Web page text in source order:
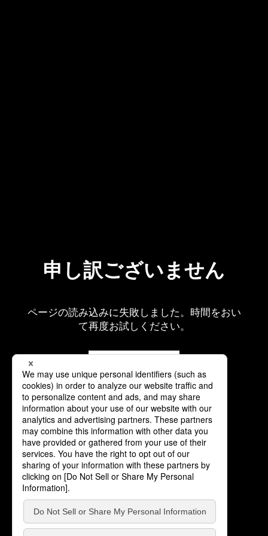
申し訳ございません
ページの読み込みに失敗しました。時間をおい
て再度お試しください。